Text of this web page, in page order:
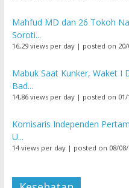
Mahfud MD dan 26 Tokoh
Soroti...
16,29 views per day| posted on 20/
Mabuk Saat Kunker, Waket I
Bad...
14,86 views per day| posted on 01/
Komisaris Independen
U...
14 views per day| posted on 08/08/